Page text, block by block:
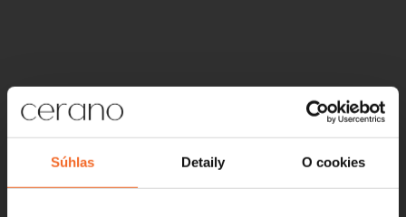
Súhlas Detaily O cookies
Informácie pre vás